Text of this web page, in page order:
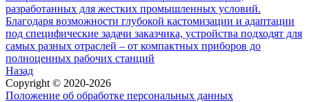
разработанных для жестких промышленных условий.
Благодаря возможности глубокой кастомизации и адаптации
под специфические задачи заказчика, устройства подходят для
самых разных отраслей – от компактных приборов до
полноценных рабочих станций
Назад
Copyright © 2020-2026
Положение об обработке персональных данных